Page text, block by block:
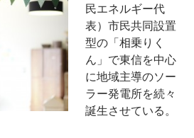
民エネルギー代
表）市民共同設置
型の「相乗りく
ん」で東信を中心
に地域主導のソー
ラー発電所を続々
誕生させている。